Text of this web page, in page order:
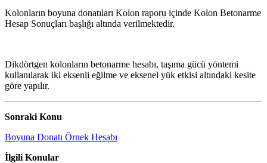
Kolonların boyuna donatıları Kolon raporu içinde Kolon Betonarme
Hesap Sonuçları başlığı altında verilmektedir.
Dikdörtgen kolonların betonarme hesabı, taşıma gücü yöntemi
kullanılarak iki eksenli eğilme ve eksenel yük etkisi altındaki kesite
göre yapılır.
Sonraki Konu
Boyuna Donatı Örnek Hesabı
İlgili Konular